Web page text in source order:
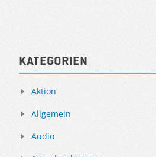
Kategorien
Aktion
Allgemein
Audio